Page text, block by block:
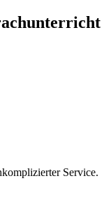
Service.